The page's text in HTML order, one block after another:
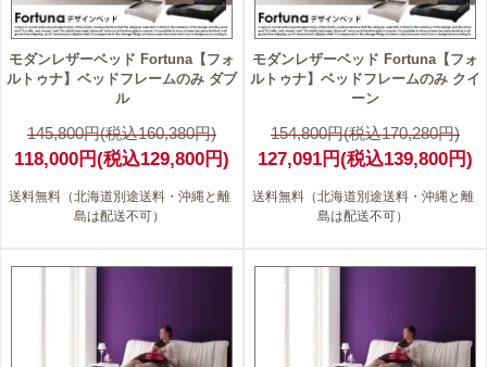
モダンレザーベッド Fortuna【フォ
ルトゥナ】ベッドフレームのみ ダブ
ル
145,800円(税込160,380円)
118,000円(税込129,800円)
送料無料（北海道別途送料・沖縄と離
島は配送不可）
モダンレザーベッド Fortuna【フォ
ルトゥナ】ベッドフレームのみ クイ
ーン
154,800円(税込170,280円)
127,091円(税込139,800円)
送料無料（北海道別途送料・沖縄と離
島は配送不可）